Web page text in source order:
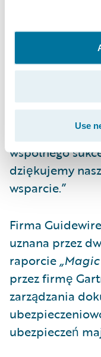
Use
NA»,
stwierdził
odpowiedzialny
firmie
używają
wyzwaniom
Traktujemy ten
wspólnego
dziękujemy
wsparcie.”
Firma
uznana przez
raporcie
przez firmę
zarządzania
ubezpieczeń